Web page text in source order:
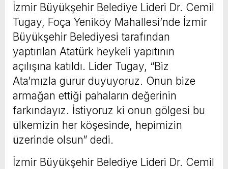
İzmir Büyükşehir Belediye Lideri Dr. Cemil
Tugay, Foça Yeniköy Mahallesi’nde İzmir
Büyükşehir Belediyesi tarafından
yaptırılan Atatürk heykeli yapıtının
açılışına katıldı. Lider Tugay, “Biz
Ata’mızla gurur duyuyoruz. Onun bize
armağan ettiği pahaların değerinin
farkındayız. İstiyoruz ki onun gölgesi bu
ülkemizin her köşesinde, hepimizin
üzerinde olsun” dedi.
İzmir Büyükşehir Belediye Lideri Dr. Cemil